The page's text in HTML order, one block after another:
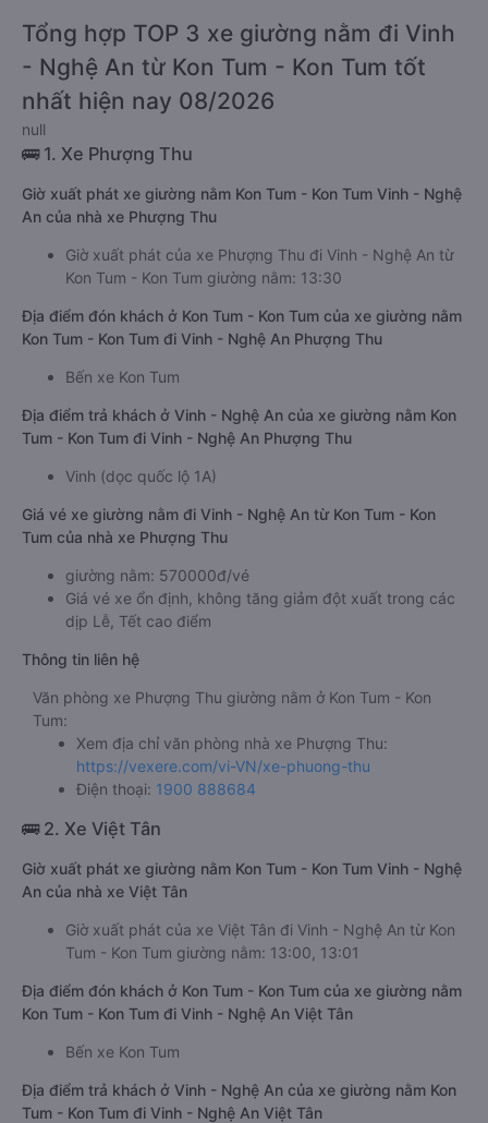
Tổng hợp TOP 3 xe giường nằm đi Vinh
- Nghệ An từ Kon Tum - Kon Tum tốt
nhất hiện nay 08/2026
null
🚌 1. Xe Phượng Thu
Giờ xuất phát xe giường nằm Kon Tum - Kon Tum Vinh - Nghệ
An của nhà xe Phượng Thu
Giờ xuất phát của xe Phượng Thu đi Vinh - Nghệ An từ
Kon Tum - Kon Tum giường nằm: 13:30
Địa điểm đón khách ở Kon Tum - Kon Tum của xe giường nằm
Kon Tum - Kon Tum đi Vinh - Nghệ An Phượng Thu
Bến xe Kon Tum
Địa điểm trả khách ở Vinh - Nghệ An của xe giường nằm Kon
Tum - Kon Tum đi Vinh - Nghệ An Phượng Thu
Vinh (dọc quốc lộ 1A)
Giá vé xe giường nằm đi Vinh - Nghệ An từ Kon Tum - Kon
Tum của nhà xe Phượng Thu
giường nằm: 570000đ/vé
Giá vé xe ổn định, không tăng giảm đột xuất trong các
dịp Lễ, Tết cao điểm
Thông tin liên hệ
Văn phòng xe Phượng Thu giường nằm ở Kon Tum - Kon
Tum:
Xem địa chỉ văn phòng nhà xe Phượng Thu:
https://vexere.com/vi-VN/xe-phuong-thu
Điện thoại: 1900 888684
🚌 2. Xe Việt Tân
Giờ xuất phát xe giường nằm Kon Tum - Kon Tum Vinh - Nghệ
An của nhà xe Việt Tân
Giờ xuất phát của xe Việt Tân đi Vinh - Nghệ An từ Kon
Tum - Kon Tum giường nằm: 13:00, 13:01
Địa điểm đón khách ở Kon Tum - Kon Tum của xe giường nằm
Kon Tum - Kon Tum đi Vinh - Nghệ An Việt Tân
Bến xe Kon Tum
Địa điểm trả khách ở Vinh - Nghệ An của xe giường nằm Kon
Tum - Kon Tum đi Vinh - Nghệ An Việt Tân